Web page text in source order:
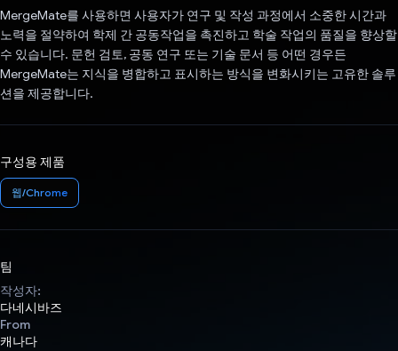
MergeMate를 사용하면 사용자가 연구 및 작성 과정에서 소중한 시간과
노력을 절약하여 학제 간 공동작업을 촉진하고 학술 작업의 품질을 향상할
수 있습니다. 문헌 검토, 공동 연구 또는 기술 문서 등 어떤 경우든
MergeMate는 지식을 병합하고 표시하는 방식을 변화시키는 고유한 솔루
션을 제공합니다.
구성용 제품
웹/Chrome
팀
작성자:
다네시바즈
From
캐나다